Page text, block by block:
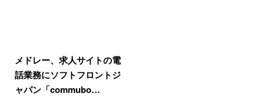
メドレー、求人サイトの電
話業務にソフトフロントジ
ャパン「commubo…